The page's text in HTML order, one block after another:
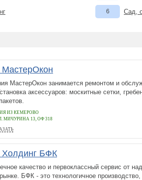
6 Сад,
МастерОкон занимается ремонтом и
аксессуаров: москитные сетки,
ИЗ КЕМЕРОВО
МИЧУРИНА 13, ОФ 318
77-74-90
БФК
качество и первоклассный сервис от
БФК - это технологичное